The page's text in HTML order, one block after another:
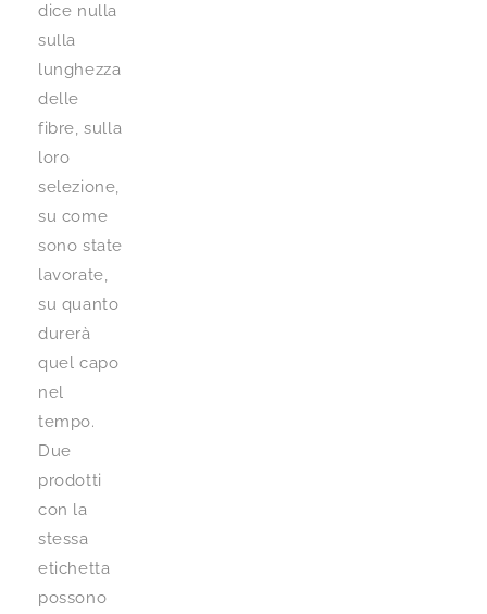
dice nulla
sulla
lunghezza
delle
fibre, sulla
loro
selezione,
su come
sono state
lavorate,
su quanto
durerà
quel capo
nel
tempo.
Due
prodotti
con la
stessa
etichetta
possono